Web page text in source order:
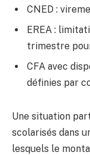
CNED :
EREA :
trimestre
CFA avec
définies par
Une situation
scolarisés dans
lesquels le